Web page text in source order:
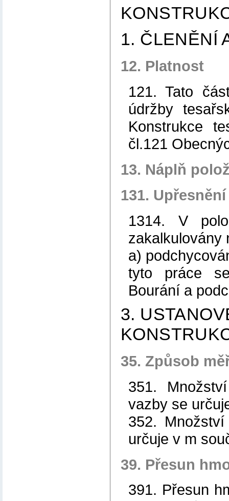
1. ČLENĚNÍ
12. Platnost
121. Tato
údržby
Konstrukce
čl.121
13. Náplň
131.
1314. V
zakalkulovány
a)
tyto práce
Bourání a
3.
35. Způsob
351.
vazby se
352.
určuje v m
39. Přesun
391. Přesun